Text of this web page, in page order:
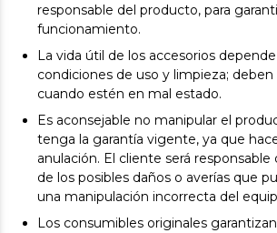
responsable del producto, para
funcionamiento.
La vida útil de los accesorios
condiciones de uso y limpieza;
cuando estén en mal estado.
Es aconsejable no manipular el
tenga la garantía vigente, ya que
anulación. El cliente será responsable
de los posibles daños o averías que
una manipulación incorrecta del
Los consumibles originales